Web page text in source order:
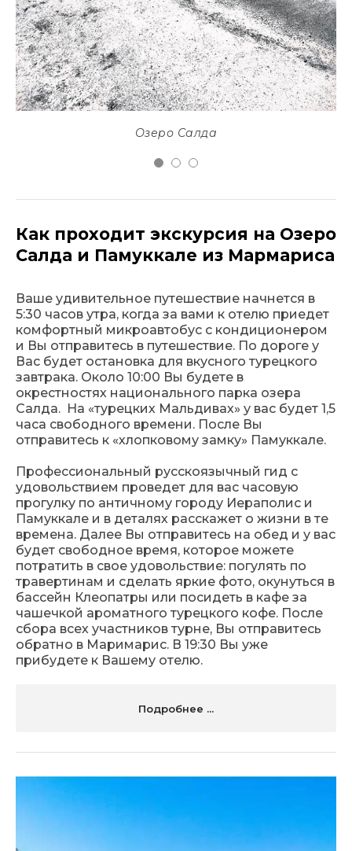
Озеро Салда
Как проходит экскурсия на Озеро
Салда и Памуккале из Мармариса
Ваше удивительное путешествие начнется в
5:30 часов утра, когда за вами к отелю приедет
комфортный микроавтобус с кондиционером
и Вы отправитесь в путешествие. По дороге у
Вас будет остановка для вкусного турецкого
завтрака. Около 10:00 Вы будете в
окрестностях национального парка озера
Салда. На «турецких Мальдивах» у вас будет 1,5
часа свободного времени. После Вы
отправитесь к «хлопковому замку» Памуккале.
Профессиональный русскоязычный гид с
удовольствием проведет для вас часовую
прогулку по античному городу Иераполис и
Памуккале и в деталях расскажет о жизни в те
времена. Далее Вы отправитесь на обед и у вас
будет свободное время, которое можете
потратить в свое удовольствие: погулять по
травертинам и сделать яркие фото, окунуться в
бассейн Клеопатры или посидеть в кафе за
чашечкой ароматного турецкого кофе. После
сбора всех участников турне, Вы отправитесь
обратно в Маримарис. В 19:30 Вы уже
прибудете к Вашему отелю.
Подробнее ...